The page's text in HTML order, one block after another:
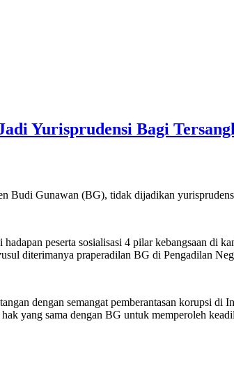
Yurisprudensi Bagi
Budi Gunawan (BG), tidak dijadikan
peserta sosialisasi 4 pilar kebangsaan di
diterimanya praperadilan BG di Pengadilan
dengan semangat pemberantasan korupsi
yang sama dengan BG untuk memperoleh